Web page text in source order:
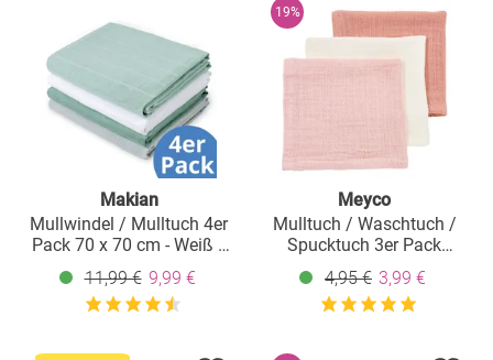
Makian
Mullwindel / Mulltuch 4er
Pack 70 x 70 cm - Weiß /
Mint / Icegreen / Grau
11,99 € 9,99 €
19%
Meyco
Mulltuch / Waschtuch /
Spucktuch 3er Pack
Musselin 30 x 30 cm - Soft
Rose / Rose
4,95 € 3,99 €